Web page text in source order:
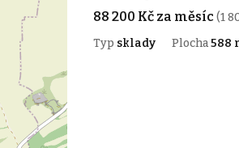
88 200 Kč za měsíc(1
Typ sklady Plocha588